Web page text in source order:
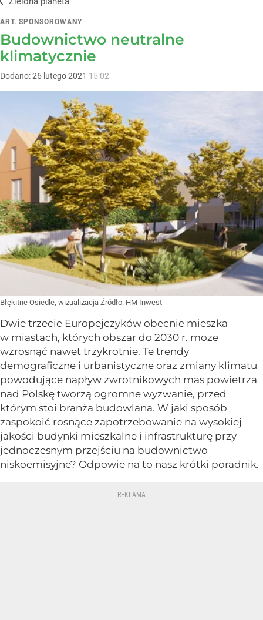
ART. SPONSOROWANY
Budownictwo neutralne
klimatycznie
Dodano:26 lutego2021 15:02
Błękitne Osiedle, wizualizacja Źródło: HM Inwest
Dwie trzecie Europejczyków obecnie mieszka
w miastach, których obszar do 2030 r. może
wzrosnąć nawet trzykrotnie. Te trendy
demograficzne i urbanistyczne oraz zmiany klimatu
powodujące napływ zwrotnikowych mas powietrza
nad Polskę tworzą ogromne wyzwanie, przed
którym stoi branża budowlana. W jaki sposób
zaspokoić rosnące zapotrzebowanie na wysokiej
jakości budynki mieszkalne i infrastrukturę przy
jednoczesnym przejściu na budownictwo
niskoemisyjne? Odpowie na to nasz krótki poradnik.